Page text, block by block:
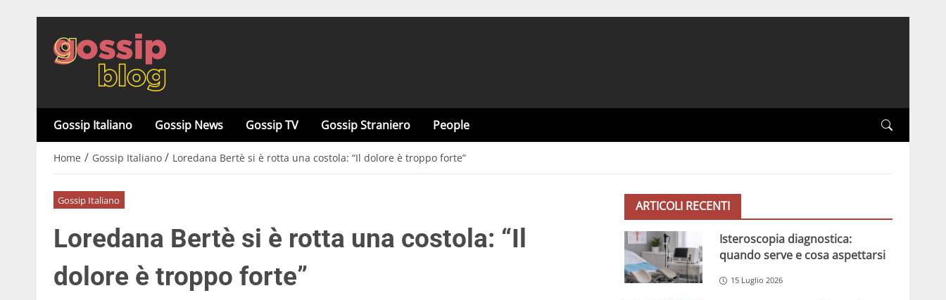
Gossip Italiano Gossip News Gossip TV Gossip Straniero People
Home / Gossip Italiano / Loredana Bertè si è rotta una costola: “Il dolore è troppo forte”
Gossip Italiano
Loredana Bertè si è rotta una costola: “Il
dolore è troppo forte”
ARTICOLI RECENTI
Isteroscopia diagnostica:
quando serve e cosa aspettarsi
15 Luglio 2026